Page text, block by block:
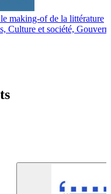
making-of de la littérature
Culture et société,